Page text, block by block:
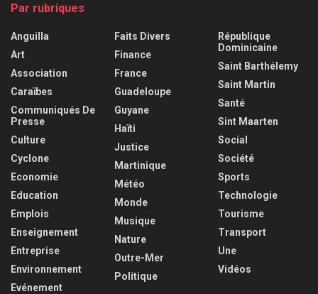
Par rubriques
Anguilla
Art
Association
Caraïbes
Communiqués De
Presse
Culture
Cyclone
Economie
Education
Emplois
Enseignement
Entreprise
Environnement
Evénement
Faits Divers
Finance
France
Guadeloupe
Guyane
Haïti
Justice
Martinique
Météo
Monde
Musique
Nature
Outre-Mer
Politique
République
Dominicaine
Saint Barthélemy
Saint Martin
Santé
Sint Maarten
Social
Société
Sports
Technologie
Tourisme
Transport
Une
Vidéos